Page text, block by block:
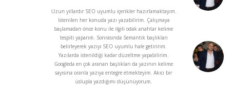
Uzun yıllardır SEO uyumlu içerikler hazırlamaktayım.
İstenilen her konuda yazı yazabilirim. Çalışmaya
başlamadan önce konu ile ilgili odak anahtar kelime
tespiti yaparım. Sonrasında Semantik başlıkları
belirleyerek yazıyı SEO uyumlu hale getiririm.
Yazılarda istenildiği kadar düzeltme yapabilirim.
Googleda en çok aranan başlıkları da yazının kelime
sayısına oranla yazıya entegre etmekteyim. Akıcı bir
üslupla yazdığımı düşünüyorum.